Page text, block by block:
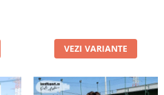
VEZI VARIANTE